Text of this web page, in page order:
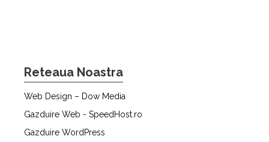
Reteaua Noastra
Web Design – Dow Media
Gazduire Web - SpeedHost.ro
Gazduire WordPress